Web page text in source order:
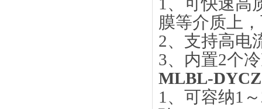
膜等介质上
2、 支持高电
3、 内置2个
MLBL-
1、可容纳1